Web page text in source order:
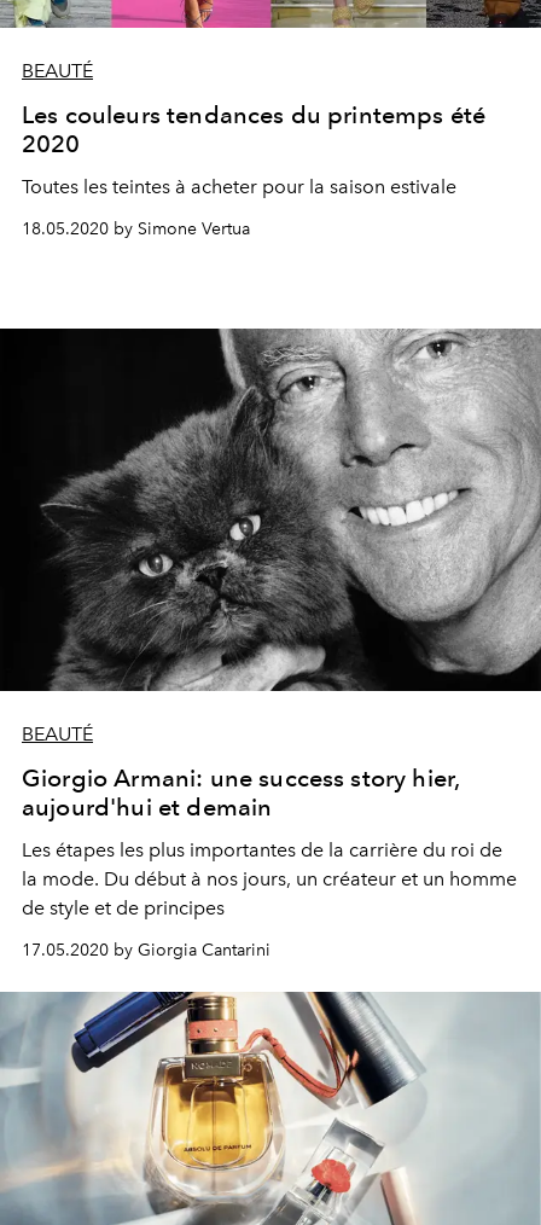
BEAUTÉ
Les couleurs tendances du printemps été
2020
Toutes les teintes à acheter pour la saison estivale
18.05.2020 by Simone Vertua
BEAUTÉ
Giorgio Armani: une success story hier,
aujourd'hui et demain
Les étapes les plus importantes de la carrière du roi de
la mode. Du début à nos jours, un créateur et un homme
de style et de principes
17.05.2020 by Giorgia Cantarini